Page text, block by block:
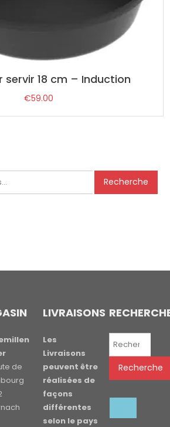
servir 18 cm – Induction
€59.00
Recherche
de
LIVRAISONS
Les
Livraisons
peuvent être
réalisées de
façons
différentes
selon le pays
Recherche
Recherche